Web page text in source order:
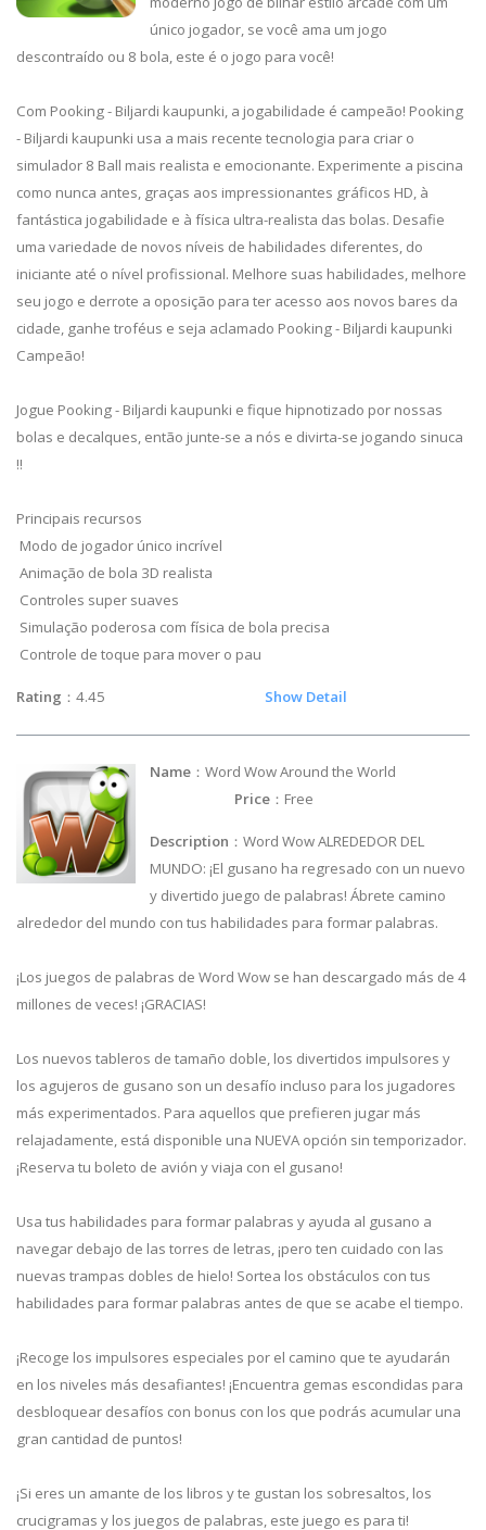
único jogador, se você ama um jogo
descontraído ou 8 bola, este é o jogo para você!
Com Pooking - Biljardi kaupunki, a jogabilidade é campeão! Pooking
- Biljardi kaupunki usa a mais recente tecnologia para criar o
simulador 8 Ball mais realista e emocionante. Experimente a piscina
como nunca antes, graças aos impressionantes gráficos HD, à
fantástica jogabilidade e à física ultra-realista das bolas. Desafie
uma variedade de novos níveis de habilidades diferentes, do
iniciante até o nível profissional. Melhore suas habilidades, melhore
seu jogo e derrote a oposição para ter acesso aos novos bares da
cidade, ganhe troféus e seja aclamado Pooking - Biljardi kaupunki
Campeão!
Jogue Pooking - Biljardi kaupunki e fique hipnotizado por nossas
bolas e decalques, então junte-se a nós e divirta-se jogando sinuca
!!
Principais recursos
Modo de jogador único incrível
Animação de bola 3D realista
Controles super suaves
Simulação poderosa com física de bola precisa
Controle de toque para mover o pau
Rating ：4.45 Show Detail
Name ：Word Wow Around the World
Price ：Free
Description ：Word Wow ALREDEDOR DEL
MUNDO: ¡El gusano ha regresado con un nuevo
y divertido juego de palabras! Ábrete camino
alrededor del mundo con tus habilidades para formar palabras.
¡Los juegos de palabras de Word Wow se han descargado más de 4
millones de veces! ¡GRACIAS!
Los nuevos tableros de tamaño doble, los divertidos impulsores y
los agujeros de gusano son un desafío incluso para los jugadores
más experimentados. Para aquellos que prefieren jugar más
relajadamente, está disponible una NUEVA opción sin temporizador.
¡Reserva tu boleto de avión y viaja con el gusano!
Usa tus habilidades para formar palabras y ayuda al gusano a
navegar debajo de las torres de letras, ¡pero ten cuidado con las
nuevas trampas dobles de hielo! Sortea los obstáculos con tus
habilidades para formar palabras antes de que se acabe el tiempo.
¡Recoge los impulsores especiales por el camino que te ayudarán
en los niveles más desafiantes! ¡Encuentra gemas escondidas para
desbloquear desafíos con bonus con los que podrás acumular una
gran cantidad de puntos!
¡Si eres un amante de los libros y te gustan los sobresaltos, los
crucigramas y los juegos de palabras, este juego es para ti!